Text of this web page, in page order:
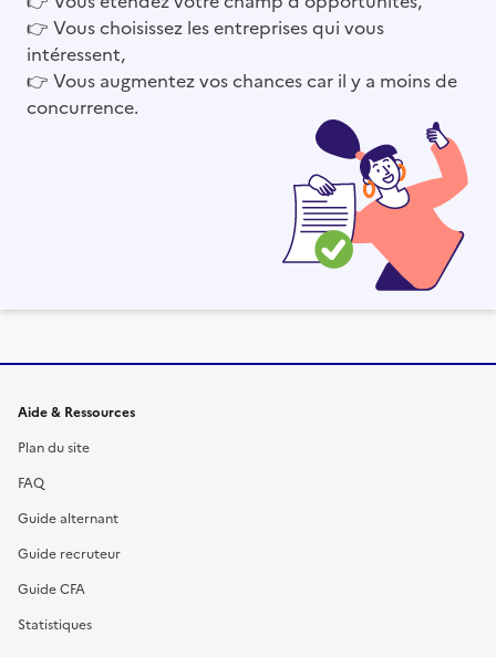
👉 Vous choisissez les entreprises qui vous
intéressent,
👉 Vous augmentez vos chances car il y a moins de
concurrence.
Informations et liens du site
Aide & Ressources
Plan du site
FAQ
Guide alternant
Guide recruteur
Guide CFA
Statistiques